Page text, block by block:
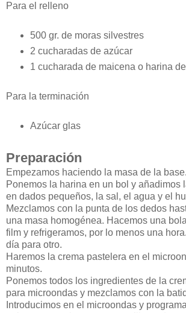
Para el relleno
500 gr. de moras silvestres
2 cucharadas de azúcar
1 cucharada de maicena o harina
Para la terminación
Azúcar glas
Preparación
Empezamos haciendo la masa de la base.
Ponemos la harina en un bol y añadimos
en dados pequeños, la sal, el agua y el
Mezclamos con la punta de los dedos
una masa homogénea. Hacemos una
film y refrigeramos, por lo menos una
día para otro.
Haremos la crema pastelera en el
minutos.
Ponemos todos los ingredientes de la
para microondas y mezclamos con la
Introducimos en el microondas y